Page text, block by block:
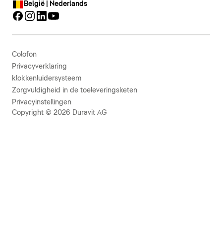
België | Nederlands
Colofon
Privacyverklaring
klokkenluidersysteem
Zorgvuldigheid in de toeleveringsketen
Privacyinstellingen
Copyright © 2026 Duravit AG